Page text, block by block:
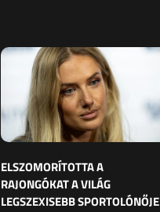
ELSZOMORÍTOTTA A
RAJONGÓKAT A VILÁG
LEGSZEXISEBB SPORTOLÓNŐJE